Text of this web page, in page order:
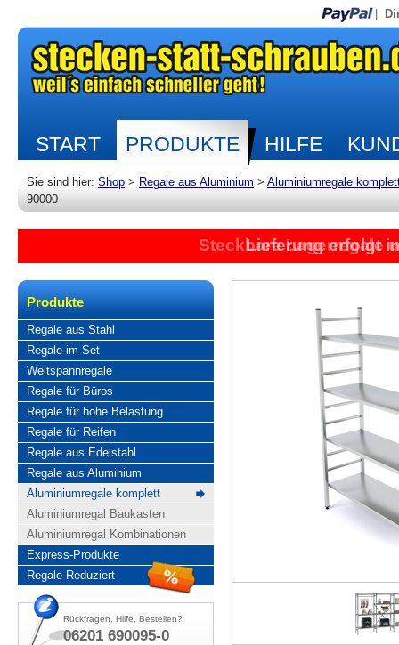
START PRODUKTE HILFE
Sie sind hier: Shop > Regale aus Aluminium > Aluminiumregale
90000
Steckbare Lagerregale
Lieferung erfolgt
Produkte
Regale aus Stahl
Regale im Set
Weitspannregale
Regale für Büros
Regale für hohe Belastung
Regale für Reifen
Regale aus Edelstahl
Regale aus Aluminium
Aluminiumregale komplett
Aluminiumregal Baukasten
Aluminiumregal Kombinationen
Express-Produkte
Regale Reduziert
Rückfragen, Hilfe, Bestellen?
06201 690095-0